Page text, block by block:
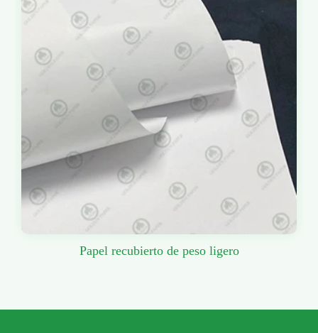
Papel recubierto de peso ligero